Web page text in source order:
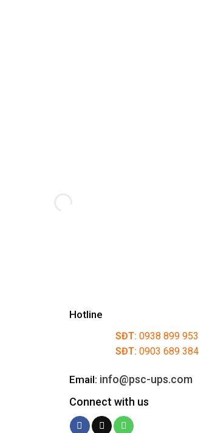
Hotline
SĐT: 0938 899 953
SĐT: 0903 689 384
Email: info@psc-ups.com
Connect with us